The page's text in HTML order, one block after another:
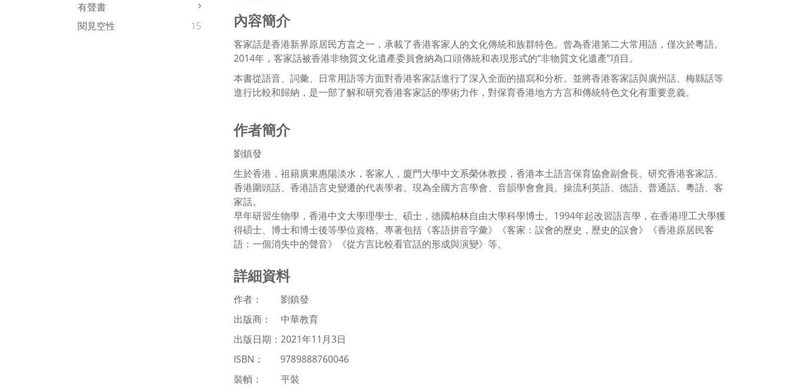
有聲書
閱見空性
15 內容簡介
客家話是香港新界原居民方言之一，承載了香港客家人的文化傳統和族群特色。曾為香港第二大常用語，僅次於粵語。
2014年，客家話被香港非物質文化遺產委員會納為口頭傳統和表現形式的“非物質文化遺產”項目。
本書從語音、詞彙、日常用語等方面對香港客家話進行了深入全面的描寫和分析。並將香港客家話與廣州話、梅縣話等
進行比較和歸納，是一部了解和研究香港客家話的學術力作，對保育香港地方方言和傳統特色文化有重要意義。
作者簡介
劉鎮發
生於香港，祖籍廣東惠陽淡水，客家人，廈門大學中文系榮休教授，香港本土語言保育協會副會長。研究香港客家話、
香港圍頭話、香港語言史變遷的代表學者。現為全國方言學會、音韻學會會員。操流利英語、德語、普通話、粵語、客
家話。
早年研習生物學，香港中文大學理學士、碩士，德國柏林自由大學科學博士。 1994年起改習語言學，在香港理工大學獲
得碩士、博士和博士後等學位資格。專著包括《客語拼音字彙》《客家：誤會的歷史，歷史的誤會》《香港原居民客
語：一個消失中的聲音》《從方言比較看官話的形成與演變》等。
詳細資料
作者： 劉鎮發
出版商： 中華教育
出版日期： 2021年11月3日
ISBN ： 9789888760046
裝幀： 平裝